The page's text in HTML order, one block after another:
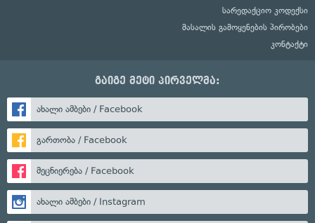
სარედაქციო კოდექსი
მასალის გამოყენების პირობები
კონტაქტი
გაიგე მეტი პირველმა:
ახალი ამბები / Facebook
გართობა / Facebook
მეცნიერება / Facebook
ახალი ამბები / Instagram